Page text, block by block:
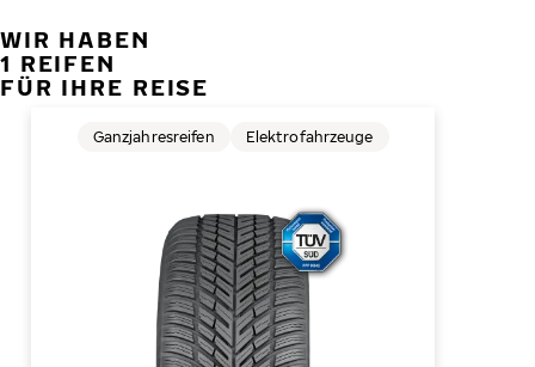
WIR HABEN
1 REIFEN
FÜR IHRE REISE
Ganzjahresreifen Elektrofahrzeuge